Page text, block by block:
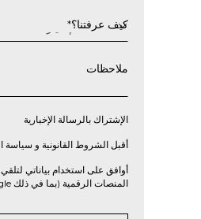
كيف عرفتنا؟*
ملاحظات
الإشتراك بالرسالة الإخبارية
*أقبل الشروط القانونية و سياسة
أوافق على استخدام بياناتي
المنصات الرقمية (بما في ذلك Google)